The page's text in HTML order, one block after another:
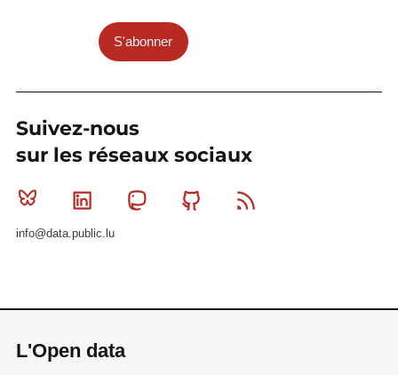
S'abonner
Suivez-nous
sur les réseaux sociaux
Bluesky Linkedin MastodonGithub
info@data.public.lu
L'Open data